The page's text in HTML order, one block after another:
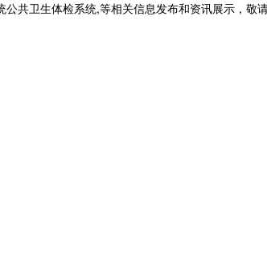
共卫生体检系统,等相关信息发布和资讯展示，敬